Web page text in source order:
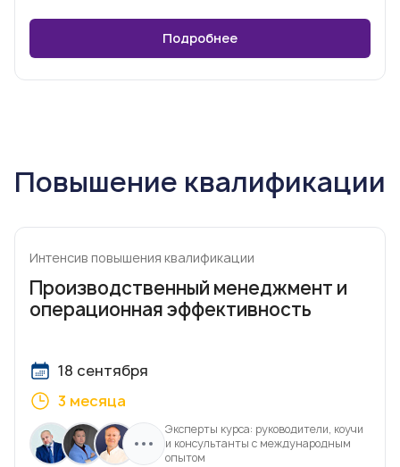
Подробнее
Повышение квалификации
Интенсив повышения квалификации
Производственный менеджмент и
операционная эффективность
18 сентября
3 месяца
Эксперты курса: руководители, коучи
и консультанты с международным
опытом